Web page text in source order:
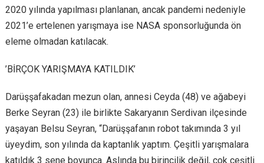
2020 yılında yapılması planlanan, ancak pandemi nedeniyle
2021’e ertelenen yarışmaya ise NASA sponsorluğunda ön
eleme olmadan katılacak.
’BİRÇOK YARIŞMAYA KATILDIK’
Darüşşafakadan mezun olan, annesi Ceyda (48) ve ağabeyi
Berke Seyran (23) ile birlikte Sakaryanın Serdivan ilçesinde
yaşayan Belsu Seyran, “Darüşşafanın robot takımında 3 yıl
üyeydim, son yılında da kaptanlık yaptım. Çeşitli yarışmalara
katıldık 3 sene boyunca. Aslında bu birincilik değil, çok çeşitli